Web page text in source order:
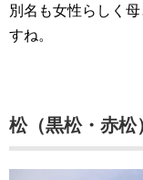
別名も女性らしく
すね。
松（黒松・赤松